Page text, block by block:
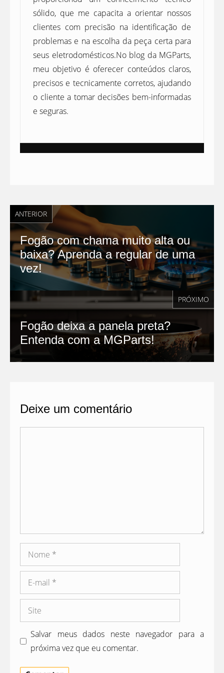
sólido, que me capacita a orientar nossos
clientes com precisão na identificação de
problemas e na escolha da peça certa para
seus eletrodomésticos.No blog da MGParts,
meu objetivo é oferecer conteúdos claros,
precisos e tecnicamente corretos, ajudando
o cliente a tomar decisões bem-informadas
e seguras.
ANTERIOR
Fogão com chama muito alta ou
baixa? Aprenda a regular de uma
vez!
PRÓXIMO
Fogão deixa a panela preta?
Entenda com a MGParts!
Deixe um comentário
Nome
mail
Site
Salvar meus dados neste navegador para a
próxima vez que eu comentar.